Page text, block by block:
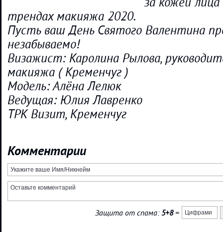
трендах макияжа 2020.
Пусть ваш День Святого Валентина
незабываемо!
Визажист: Каролина Рылова,
макияжа ( Кременчуг )
Модель: Алёна Лелюк
Ведущая: Юлия Лавренко
ТРК Визит, Кременчуг
Комментарии
Защита от спама:5+8=